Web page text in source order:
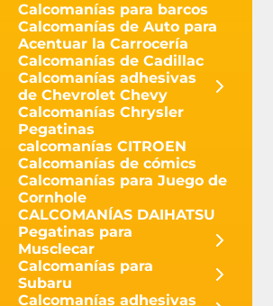
Calcomanías para barcos
Calcomanías de Auto para
Acentuar la Carrocería
Calcomanías de Cadillac
Calcomanías adhesivas
de Chevrolet Chevy
Calcomanías Chrysler
Pegatinas
calcomanías CITROEN
Calcomanías de cómics
Calcomanías para Juego de
Cornhole
CALCOMANÍAS DAIHATSU
Pegatinas para
Musclecar
Calcomanías para
Subaru
Calcomanías adhesivas